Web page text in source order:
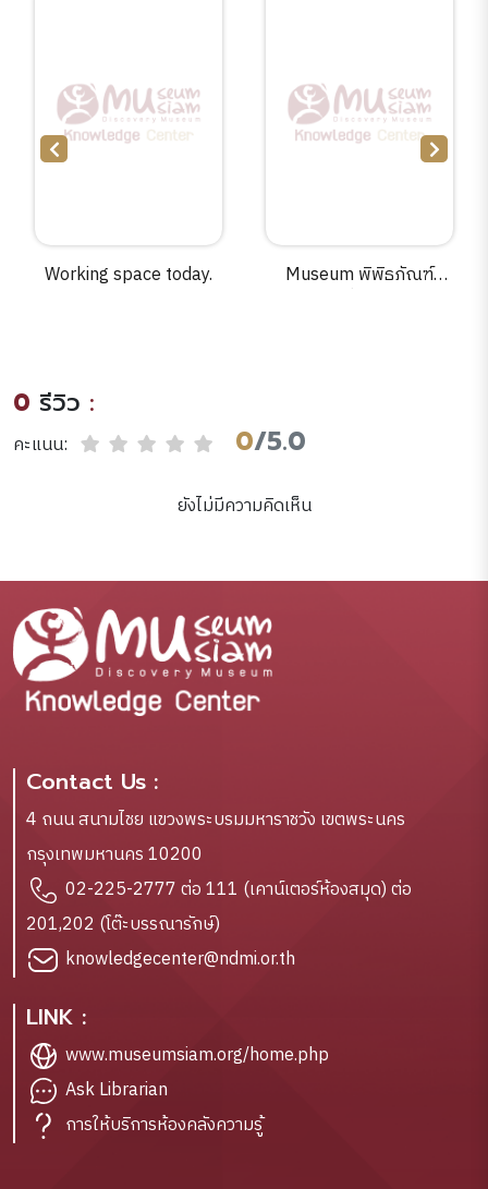
Working space today.
Museum พิพิธภัณฑ์
0 รีวิว :
คะแนน: 0/5.0
ยังไม่มีความคิดเห็น
Contact Us :
4 ถนน สนามไชย แขวงพระบรมมหาราชวัง เขตพระนคร
กรุงเทพมหานคร 10200
02-225-2777 ต่อ 111 (เคาน์เตอร์ห้องสมุด) ต่อ
201,202 (โต๊ะบรรณารักษ์)
knowledgecenter@ndmi.or.th
LINK :
www.museumsiam.org/home.php
Ask Librarian
การให้บริการห้องคลังความรู้